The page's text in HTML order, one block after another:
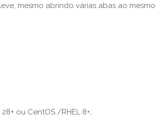
mesmo abrindo várias abas ao mesmo
28+ ou CentOS /RHEL 8+;